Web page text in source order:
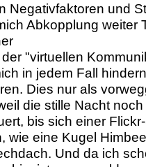
Negativfaktoren und
Abkopplung weiter
"virtuellen
in jedem Fall
Dies nur als
die stille Nacht
bis sich einer
wie eine Kugel
Und da ich